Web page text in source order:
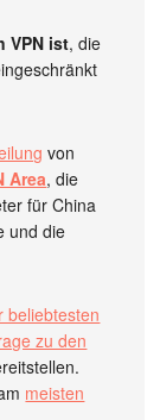
VPN ist, die
von
Area, die
für China
und die
beliebtesten
zu den
meisten